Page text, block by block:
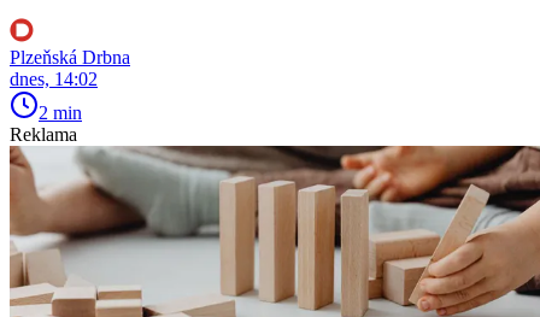
Plzeňská Drbna
dnes, 14:02
2 min
Reklama